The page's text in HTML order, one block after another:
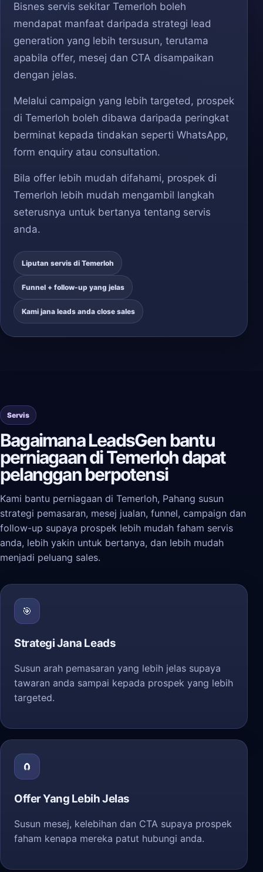
Bisnes servis sekitar Temerloh boleh
mendapat manfaat daripada strategi lead
generation yang lebih tersusun, terutama
apabila offer, mesej dan CTA disampaikan
dengan jelas.
Melalui campaign yang lebih targeted, prospek
di Temerloh boleh dibawa daripada peringkat
berminat kepada tindakan seperti WhatsApp,
form enquiry atau consultation.
Bila offer lebih mudah difahami, prospek di
Temerloh lebih mudah mengambil langkah
seterusnya untuk bertanya tentang servis
anda.
Liputan servis di Temerloh
Funnel + follow-up yang jelas
Kami jana leads anda close sales
Servis
Bagaimana LeadsGen bantu
perniagaan di Temerloh dapat
pelanggan berpotensi
Kami bantu perniagaan di Temerloh, Pahang susun
strategi pemasaran, mesej jualan, funnel, campaign dan
follow-up supaya prospek lebih mudah faham servis
anda, lebih yakin untuk bertanya, dan lebih mudah
menjadi peluang sales.
🎯
Strategi Jana Leads
Susun arah pemasaran yang lebih jelas supaya
tawaran anda sampai kepada prospek yang lebih
targeted.
🧲
Offer Yang Lebih Jelas
Susun mesej, kelebihan dan CTA supaya prospek
faham kenapa mereka patut hubungi anda.